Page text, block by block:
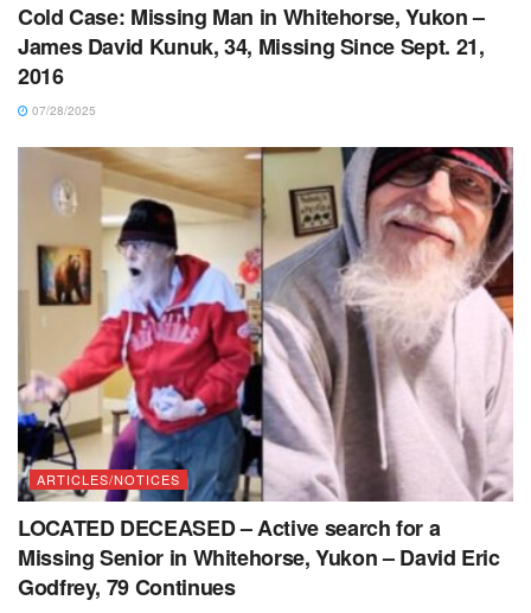
Cold Case: Missing Man in Whitehorse, Yukon –
James David Kunuk, 34, Missing Since Sept. 21,
2016
07/28/2025
ARTICLES/NOTICES
LOCATED DECEASED – Active search for a
Missing Senior in Whitehorse, Yukon – David Eric
Godfrey, 79 Continues